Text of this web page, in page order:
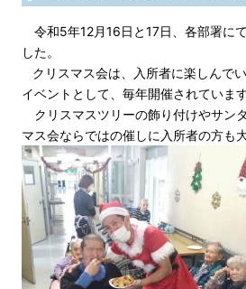
令和5年12月16日と17日、各部署に
した。
クリスマス会は、入所者に楽しんで
イベントとして、毎年開催されています
クリスマスツリーの飾り付けやサン
マス会ならではの催しに入所者の方も